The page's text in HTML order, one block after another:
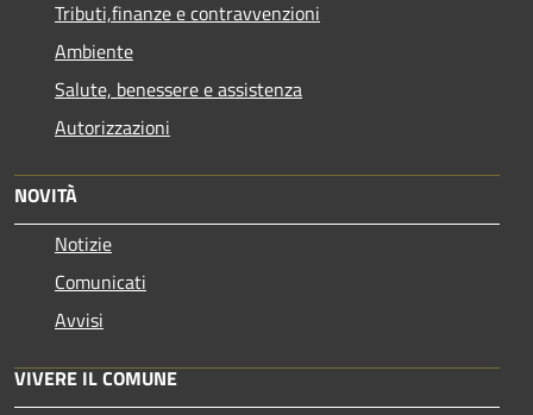
Tributi,finanze e contravvenzioni
Ambiente
Salute, benessere e assistenza
Autorizzazioni
NOVITÀ
Notizie
Comunicati
Avvisi
VIVERE IL COMUNE